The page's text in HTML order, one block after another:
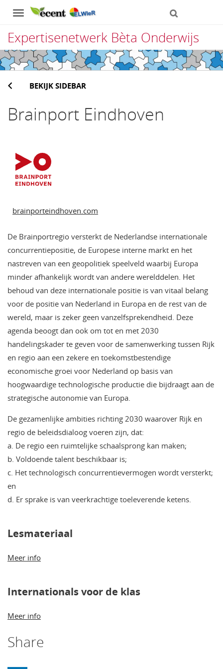
Navigation
Expertisenetwerk Bèta Onderwijs
Direct
naar
het
inhoud
BEKIJK SIDEBAR
Brainport Eindhoven
brainporteindhoven.com
De Brainportregio versterkt de Nederlandse internationale
concurrentiepositie, de Europese interne markt en het
nastreven van een geopolitiek speelveld waarbij Europa
minder afhankelijk wordt van andere werelddelen. Het
behoud van deze internationale positie is van vitaal belang
voor de positie van Nederland in Europa en de rest van de
wereld, maar is zeker geen vanzelfsprekendheid. Deze
agenda beoogt dan ook om tot en met 2030
handelingskader te geven voor de samenwerking tussen Rijk
en regio aan een zekere en toekomstbestendige
economische groei voor Nederland op basis van
hoogwaardige technologische productie die bijdraagt aan de
strategische autonomie van Europa.
De gezamenlijke ambities richting 2030 waarover Rijk en
regio de beleidsdialoog voeren zijn, dat:
a. De regio een ruimtelijke schaalsprong kan maken;
b. Voldoende talent beschikbaar is;
c. Het technologisch concurrentievermogen wordt versterkt;
en
d. Er sprake is van veerkrachtige toeleverende ketens.
Lesmateriaal
Meer info
Internationals voor de klas
Meer info
Share